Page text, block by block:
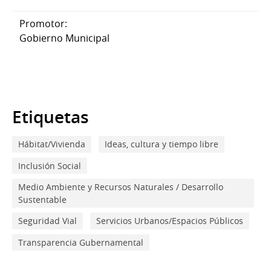
Promotor:
Gobierno Municipal
Etiquetas
Hábitat/Vivienda
Ideas, cultura y tiempo libre
Inclusión Social
Medio Ambiente y Recursos Naturales / Desarrollo
Sustentable
Seguridad Vial
Servicios Urbanos/Espacios Públicos
Transparencia Gubernamental